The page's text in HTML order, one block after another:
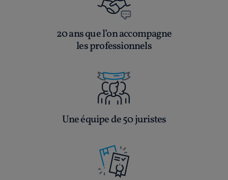
20 ans que l’on accompagne
les professionnels
Une équipe de 50 juristes